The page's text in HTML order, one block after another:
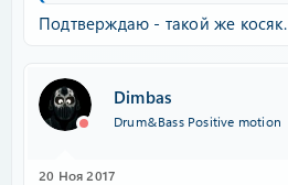
Подтверждаю - такой же косяк.
Dimbas
Drum&Bass Positive motion
20 Ноя 2017